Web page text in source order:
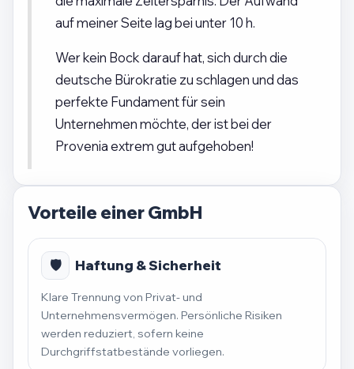
auf meiner Seite lag bei unter 10 h.
Wer kein Bock darauf hat, sich durch die
deutsche Bürokratie zu schlagen und das
perfekte Fundament für sein
Unternehmen möchte, der ist bei der
Provenia extrem gut aufgehoben!
Vorteile einer GmbH
🛡️ Haftung & Sicherheit
Klare Trennung von Privat- und
Unternehmensvermögen. Persönliche Risiken
werden reduziert, sofern keine
Durchgriffstatbestände vorliegen.